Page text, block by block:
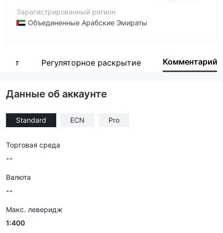
Зарегистрированный регион
Объединенные Арабские Эмираты
КомпанияРегуляторное раскрытие Комментарий
Данные об аккаунте
Standard ECN Pro
Торговая среда
--
Валюта
--
Макс. леверидж
1:400